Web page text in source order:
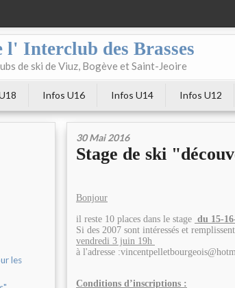
l' Interclub des Brasses
de ski de Viuz, Bogève et Saint-Jeoire
Infos U16 Infos U14 Infos U12
les
30 Mai 2016
Stage de ski
Bonjour
il reste 10 places dans le stage du 15-
Si des 2007 sont intéressés et
vendredi 3 juin 19h
à l'adresse
Conditions d’inscriptions :